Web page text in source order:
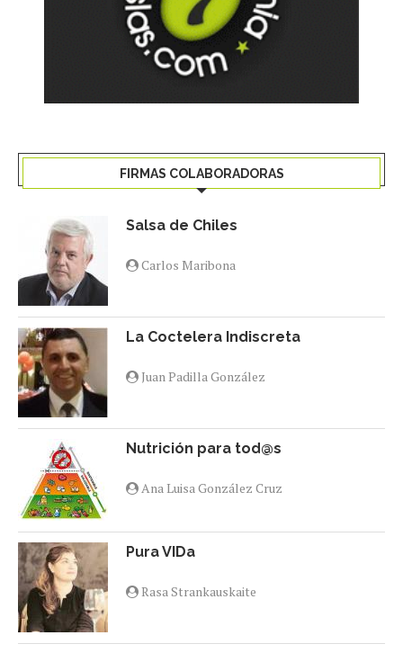
FIRMAS COLABORADORAS
Salsa de Chiles
Carlos Maribona
La Coctelera Indiscreta
Juan Padilla González
Nutrición para tod@s
Ana Luisa González Cruz
Pura VIDa
Rasa Strankauskaite